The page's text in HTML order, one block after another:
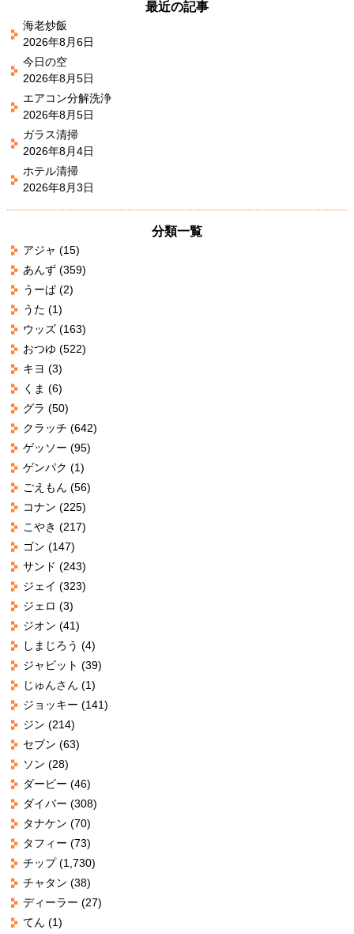
最近の記事
海老炒飯
2026年8月6日
今日の空
2026年8月5日
エアコン分解洗浄
2026年8月5日
ガラス清掃
2026年8月4日
ホテル清掃
2026年8月3日
分類一覧
アジャ (15)
あんず(359)
うーぱ(2)
うた (1)
ウッズ(163)
おつゆ (522)
キヨ (3)
くま (6)
グラ (50)
クラッチ (642)
ゲッソー (95)
ゲンパク (1)
ごえもん (56)
コナン (225)
こやき (217)
ゴン (147)
サンド (243)
ジェイ (323)
ジェロ (3)
ジオン (41)
しまじろう (4)
ジャビット (39)
じゅんさん (1)
ジョッキー (141)
ジン (214)
セブン (63)
ソン (28)
ダービー (46)
ダイバー (308)
タナケン (70)
タフィー (73)
チップ(1,730)
チャタン (38)
ディーラー (27)
てん (1)